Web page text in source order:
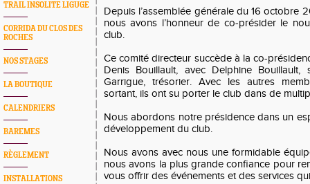
TRAIL INSOLITE LIGUGE
CORRIDA DU CLOS DES
ROCHES
NOS STAGES
LA BOUTIQUE
CALENDRIERS
BAREMES
RÈGLEMENT
INSTALLATIONS
Depuis l’assemblée générale du 16 octobre
nous avons l’honneur de co-présider le
club.
Ce comité directeur succède à la co-
Denis Bouillault, avec Delphine Bouillault,
Garrigue, trésorier. Avec les autres
sortant, ils ont su porter le club dans de
Nous abordons notre présidence dans un
développement du club.
Nous avons avec nous une formidable
nous avons la plus grande confiance pour
vous offrir des événements et des services